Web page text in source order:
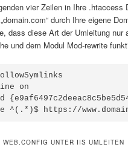
vier Zeilen in Ihre .htaccess
durch Ihre eigene
dass diese Art der Umleitung nur
und dem Modul Mod-rewrite
on
^(.*)$ https://
WEB.CONFIG UNTER IIS UMLEITEN